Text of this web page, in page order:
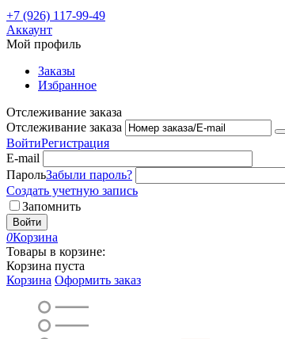
+7 (926) 117-99-49
Аккаунт
Мой профиль
Заказы
Избранное
Отслеживание заказа
Отслеживание заказа
ВойтиРегистрация
E-mail
ПарольЗабыли пароль?
Создать учетную запись
Запомнить
Войти
0Корзина
Товары в корзине:
Корзина пуста
Корзина Оформить заказ